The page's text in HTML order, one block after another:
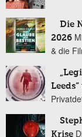
Die
2026
& die
Krise